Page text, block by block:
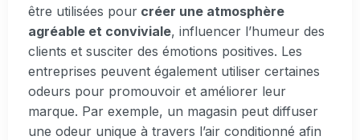
être utilisées pour créer une atmosphère
agréable et conviviale, influencer l’humeur des
clients et susciter des émotions positives. Les
entreprises peuvent également utiliser certaines
odeurs pour promouvoir et améliorer leur
marque. Par exemple, un magasin peut diffuser
une odeur unique à travers l’air conditionné afin